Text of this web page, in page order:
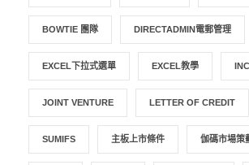
BOWTIE 團隊 DIRECTADMIN電郵管理
EXCEL下拉式選單 EXCEL教學
JOINT VENTURE LETTER OF CREDIT
SUMIFS 主板上市條件 伽碼市場策